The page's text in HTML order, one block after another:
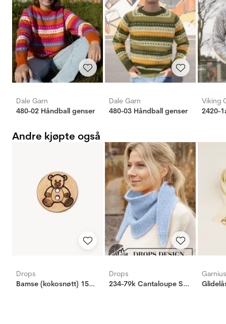
Dale Garn
480-02 Håndball genser
Dale Garn
480-03 Håndball genser
Viking
2420-
Andre kjøpte også
Drops
Bamse (kokosnøtt) 15mm
Drops
234-79k Cantaloupe Shawl
Garnius